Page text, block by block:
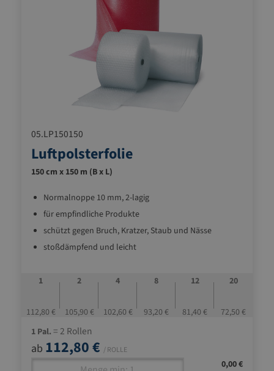
05.LP150150
Luftpolsterfolie
150 cm x 150 m (B x L)
Normalnoppe 10 mm, 2-lagig
für empfindliche Produkte
schützt gegen Bruch, Kratzer, Staub und Nässe
stoßdämpfend und leicht
1
112,80 €
2
105,90 €
4
102,60 €
8
93,20 €
12
81,40 €
20
72,50 €
1 Pal. = 2 Rollen
ab 112,80 € / ROLLE
0,00 €